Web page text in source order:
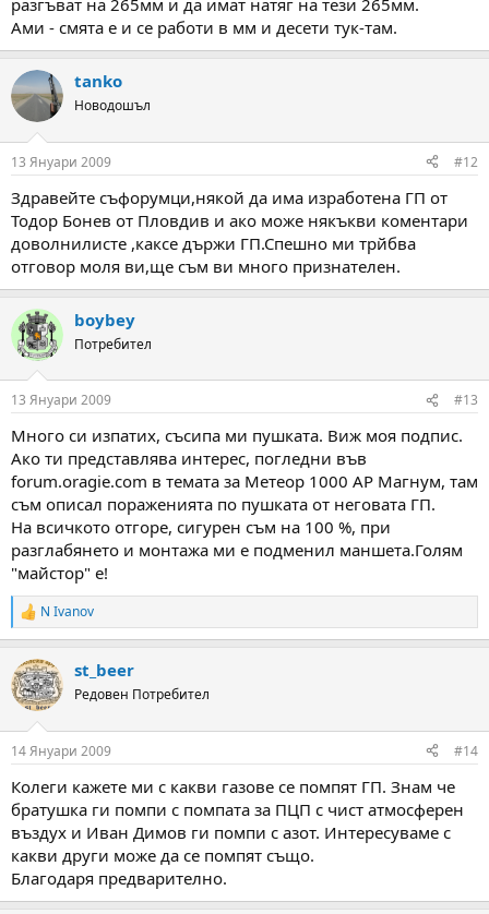
разгъват на 265мм и да имат натяг на тези 265мм.
Ами - смята е и се работи в мм и десети тук-там.
tanko
Новодошъл
13 Януари 2009 #12
Здравейте съфорумци,някой да има изработена ГП от
Тодор Бонев от Пловдив и ако може някъкви коментари
доволнилисте ,каксе държи ГП.Спешно ми трйбва
отговор моля ви,ще съм ви много признателен.
boybey
Потребител
13 Януари 2009 #13
Много си изпатих, съсипа ми пушката. Виж моя подпис.
Ако ти представлява интерес, погледни във
forum.oragie.com в темата за Метеор 1000 АР Магнум, там
съм описал пораженията по пушката от неговата ГП.
На всичкото отгоре, сигурен съм на 100 %, при
разглабянето и монтажа ми е подменил маншета.Голям
"майстор" е!
R
e
c
t
i
s
N Ivanov
st_beer
Редовен Потребител
14 Януари 2009 #14
Колеги кажете ми с какви газове се помпят ГП. Знам че
братушка ги помпи с помпата за ПЦП с чист атмосферен
въздух и Иван Димов ги помпи с азот. Интересуваме с
какви други може да се помпят също.
Благодаря предварително.